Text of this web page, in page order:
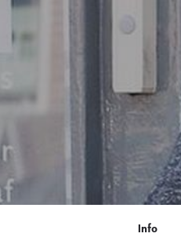
Info